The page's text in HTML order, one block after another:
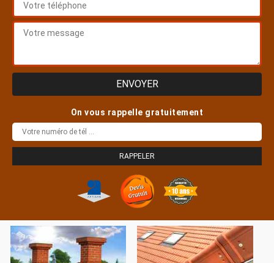
On vous rappelle gratuitement